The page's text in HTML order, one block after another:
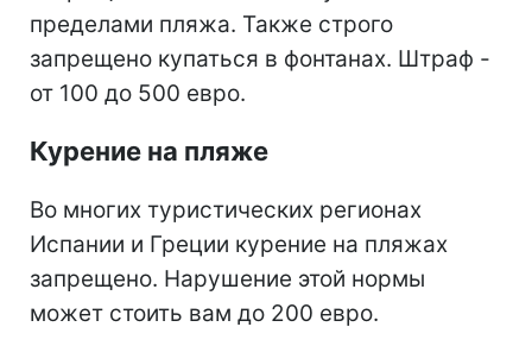
пределами пляжа. Также строго
запрещено купаться в фонтанах. Штраф -
от 100 до 500 евро.
Курение на пляже
Во многих туристических регионах
Испании и Греции курение на пляжах
запрещено. Нарушение этой нормы
может стоить вам до 200 евро.